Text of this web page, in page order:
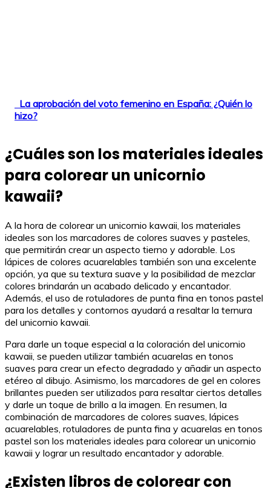
La aprobación del voto femenino en España: ¿Quién lo
hizo?
¿Cuáles son los materiales ideales
para colorear un unicornio
kawaii?
A la hora de colorear un unicornio kawaii, los materiales
ideales son los marcadores de colores suaves y pasteles,
que permitirán crear un aspecto tierno y adorable. Los
lápices de colores acuarelables también son una excelente
opción, ya que su textura suave y la posibilidad de mezclar
colores brindarán un acabado delicado y encantador.
Además, el uso de rotuladores de punta fina en tonos pastel
para los detalles y contornos ayudará a resaltar la ternura
del unicornio kawaii.
Para darle un toque especial a la coloración del unicornio
kawaii, se pueden utilizar también acuarelas en tonos
suaves para crear un efecto degradado y añadir un aspecto
etéreo al dibujo. Asimismo, los marcadores de gel en colores
brillantes pueden ser utilizados para resaltar ciertos detalles
y darle un toque de brillo a la imagen. En resumen, la
combinación de marcadores de colores suaves, lápices
acuarelables, rotuladores de punta fina y acuarelas en tonos
pastel son los materiales ideales para colorear un unicornio
kawaii y lograr un resultado encantador y adorable.
¿Existen libros de colorear con